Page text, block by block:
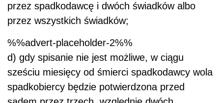
przez spadkodawcę i dwóch świadków albo
przez wszystkich świadków;
%%advert-placeholder-2%%
d) gdy spisanie nie jest możliwe, w ciągu
sześciu miesięcy od śmierci spadkodawcy wola
spadkobiercy będzie potwierdzona przed